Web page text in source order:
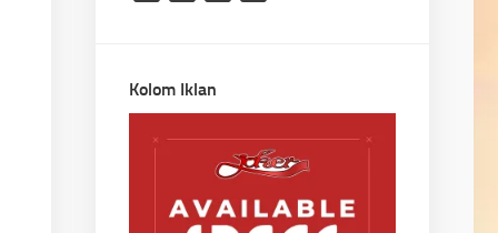
Kolom Iklan